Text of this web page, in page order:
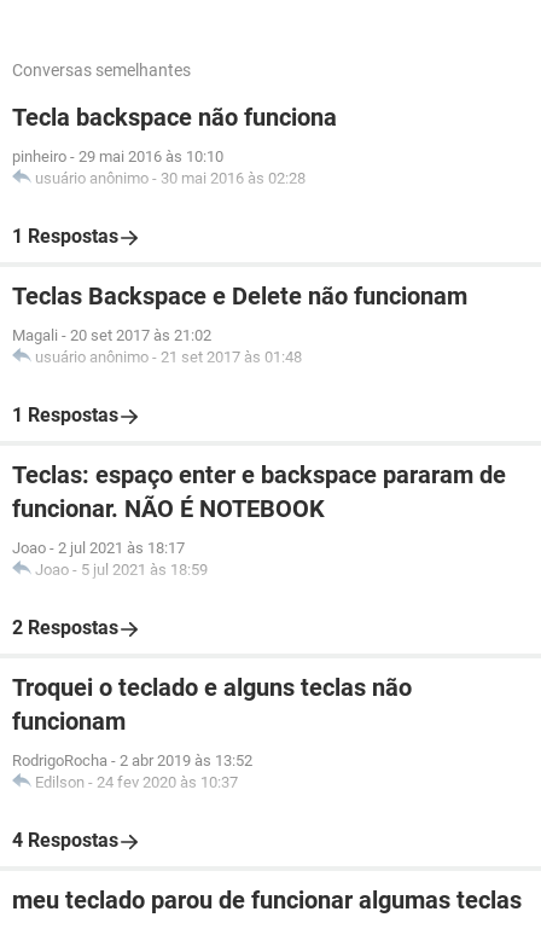
Conversas semelhantes
Tecla backspace não funciona
pinheiro - 29 mai 2016 às 10:10
usuário anônimo - 30 mai 2016 às 02:28
1 Respostas
Teclas Backspace e Delete não funcionam
Magali - 20 set 2017 às 21:02
usuário anônimo - 21 set 2017 às 01:48
1 Respostas
Teclas: espaço enter e backspace pararam de
funcionar. NÃO É NOTEBOOK
Joao - 2 jul 2021 às 18:17
Joao - 5 jul 2021 às 18:59
2 Respostas
Troquei o teclado e alguns teclas não
funcionam
RodrigoRocha - 2 abr 2019 às 13:52
Edilson - 24 fev 2020 às 10:37
4 Respostas
meu teclado parou de funcionar algumas teclas